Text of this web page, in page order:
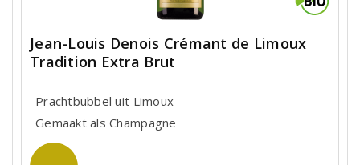
Jean-Louis Denois Crémant de Limoux
Tradition Extra Brut
Prachtbubbel uit Limoux
Gemaakt als Champagne